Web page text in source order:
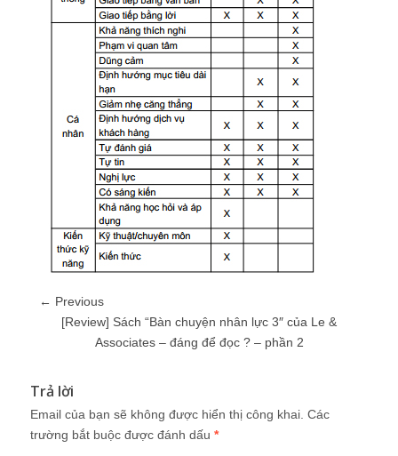
← Previous
[Review] Sách “Bàn chuyện nhân lực 3″ của Le &
Associates – đáng để đọc ? – phần 2
Trả lời
Email của bạn sẽ không được hiển thị công khai. Các
trường bắt buộc được đánh dấu *